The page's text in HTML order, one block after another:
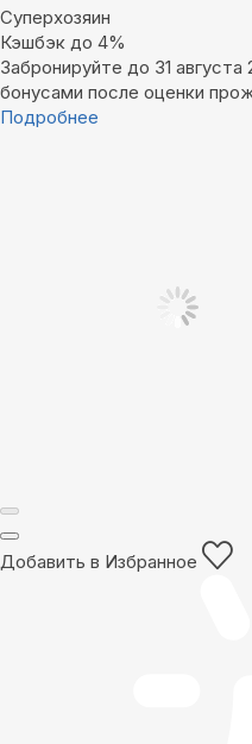
Суперхозяин
Кэшбэк до 4%
Забронируйте до 31
бонусами после оценки
Подробнее
Добавить в Избранное